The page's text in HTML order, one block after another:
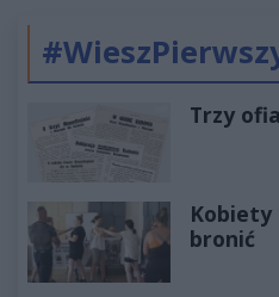
Trzy
Kobiety
bronić